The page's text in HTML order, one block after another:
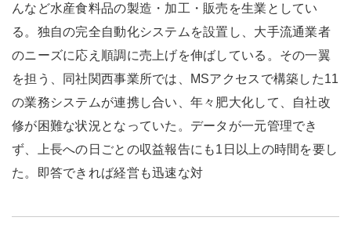
んなど水産食料品の製造・加工・販売を生業としてい
る。独自の完全自動化システムを設置し、大手流通業者
のニーズに応え順調に売上げを伸ばしている。その一翼
を担う、同社関西事業所では、MSアクセスで構築した11
の業務システムが連携し合い、年々肥大化して、自社改
修が困難な状況となっていた。データが一元管理でき
ず、上長への日ごとの収益報告にも1日以上の時間を要し
た。即答できれば経営も迅速な対